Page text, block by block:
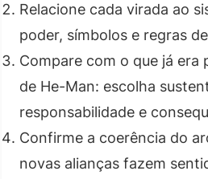
Relacione cada virada ao
poder, símbolos e regras
Compare com o que já era
de He-Man: escolha
responsabilidade e
Confirme a coerência do
novas alianças fazem